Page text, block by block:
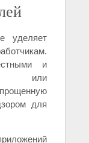
уделяет
и
или
для